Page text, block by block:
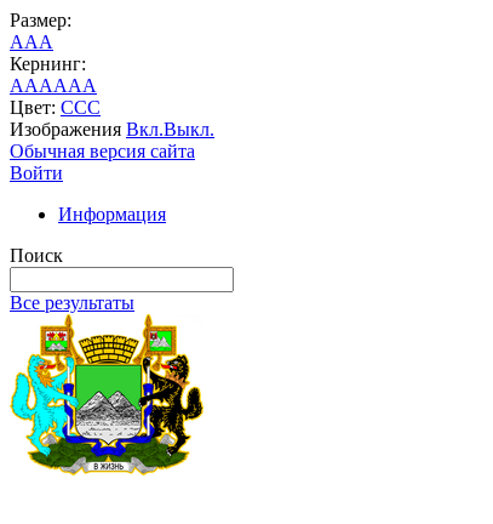
Размер:
AAA
Кернинг:
AAAAAA
Цвет: CCC
Изображения Вкл.Выкл.
Обычная версия сайта
Войти
Информация
Поиск
Все результаты